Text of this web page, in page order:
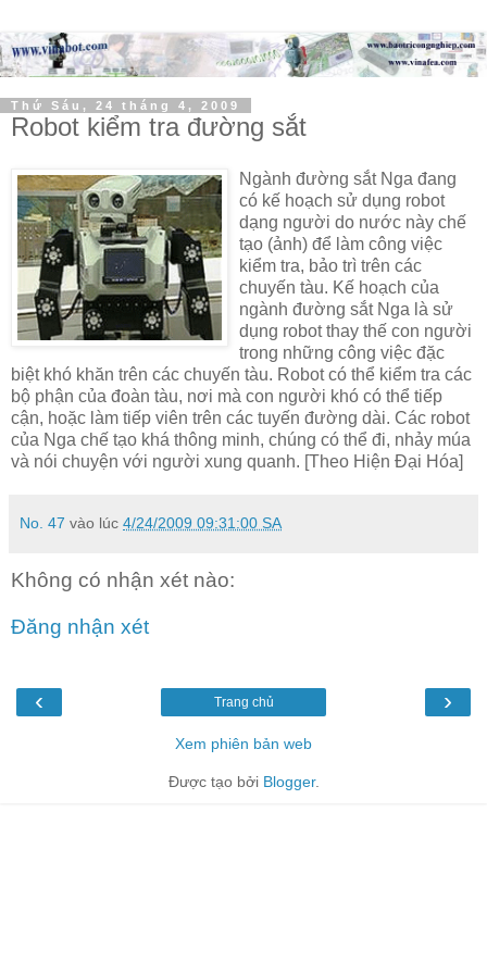
Thứ Sáu, 24 tháng 4, 2009
Robot kiểm tra đường sắt
Ngành đường sắt Nga đang
có kế hoạch sử dụng robot
dạng người do nước này chế
tạo (ảnh) để làm công việc
kiểm tra, bảo trì trên các
chuyến tàu. Kế hoạch của
ngành đường sắt Nga là sử
dụng robot thay thế con người
trong những công việc đặc
biệt khó khăn trên các chuyến tàu. Robot có thể kiểm tra các
bộ phận của đoàn tàu, nơi mà con người khó có thể tiếp
cận, hoặc làm tiếp viên trên các tuyến đường dài. Các robot
của Nga chế tạo khá thông minh, chúng có thể đi, nhảy múa
và nói chuyện với người xung quanh. [Theo Hiện Đại Hóa]
No. 47 vào lúc 4/24/2009 09:31:00 SA
Không có nhận xét nào:
Đăng nhận xét
‹ ›
Trang chủ
Xem phiên bản web
Được tạo bởi Blogger.